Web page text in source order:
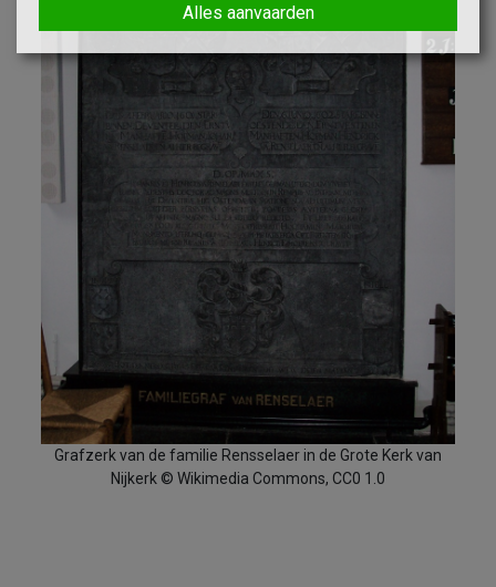
Grafzerk van de familie Rensselaer in de Grote Kerk van
Nijkerk © Wikimedia Commons, CC0 1.0
Alles aanvaarden